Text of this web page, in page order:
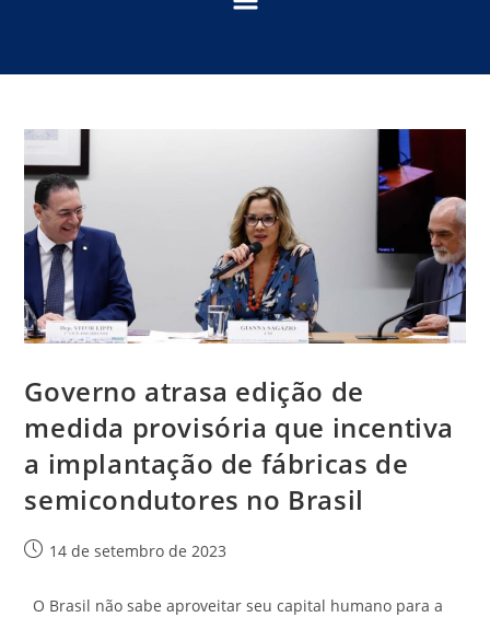
Governo atrasa edição de
medida provisória que incentiva
a implantação de fábricas de
semicondutores no Brasil
14 de setembro de 2023
O Brasil não sabe aproveitar seu capital humano para a